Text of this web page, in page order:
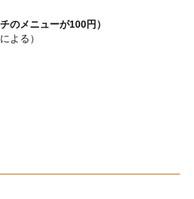
のメニューが100円）
よる）